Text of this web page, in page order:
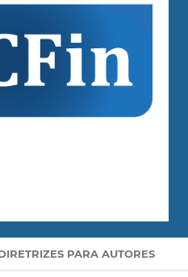
PARA AUTORES